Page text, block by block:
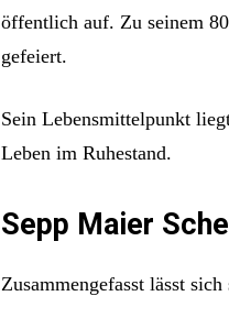
öffentlich auf. Zu seinem
gefeiert.
Sein Lebensmittelpunkt
Leben im Ruhestand.
Sepp Maier
Zusammengefasst lässt sich